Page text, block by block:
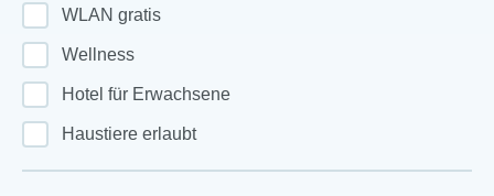
WLAN gratis
Wellness
Hotel für Erwachsene
Haustiere erlaubt